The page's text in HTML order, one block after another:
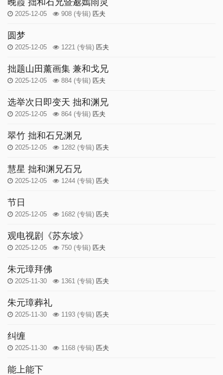
晚霞 拙和石兄暨邈嫣雨灵
2025-12-05 908 (专辑) 匹夫
圆梦
2025-12-05 1221 (专辑) 匹夫
拙题山田薰画集 兼和戈兄
2025-12-05 884 (专辑) 匹夫
选举次日即变天 拙和渊兄
2025-12-05 864 (专辑) 匹夫
翠竹 拙和石兄渊兄
2025-12-05 1282 (专辑) 匹夫
慧星 拙和渊兄石兄
2025-12-05 1244 (专辑) 匹夫
节日
2025-12-05 1682 (专辑) 匹夫
观电视剧《苏东坡》
2025-12-05 750 (专辑) 匹夫
朱元璋拜佛
2025-11-30 1361 (专辑) 匹夫
朱元璋葬礼
2025-11-30 1193 (专辑) 匹夫
纠缠
2025-11-30 1168 (专辑) 匹夫
能上能下